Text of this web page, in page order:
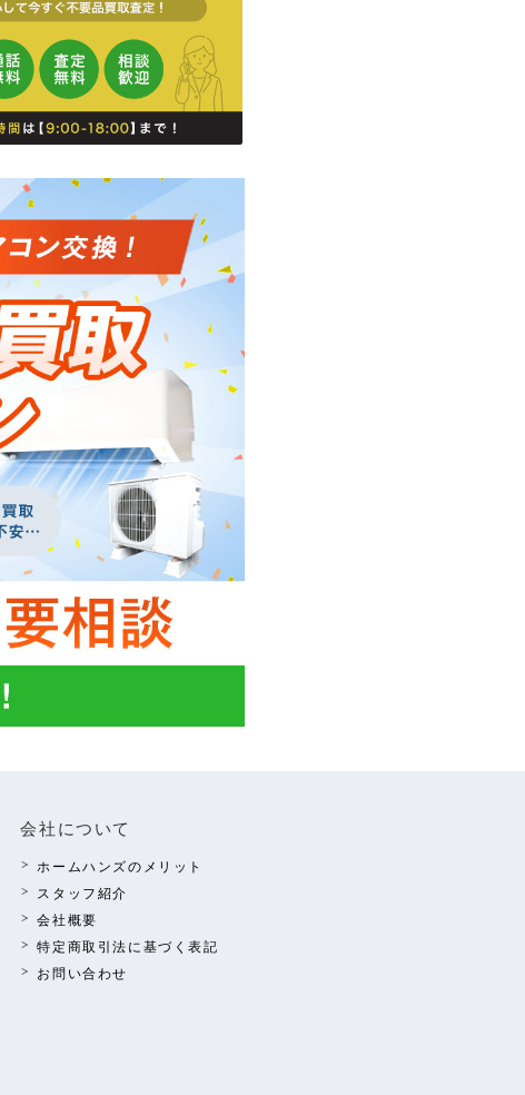
会社について
ホームハンズのメリット
スタッフ紹介
会社概要
特定商取引法に基づく表記
お問い合わせ